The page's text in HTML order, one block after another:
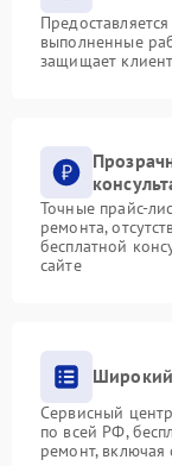
выполненные
защищает
Точные прайс-
ремонта,
бесплатной
сайте
Широкий
Сервисный
по всей РФ,
ремонт,